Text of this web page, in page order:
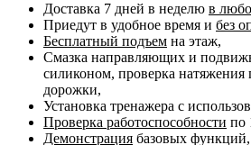
Доставка 7 дней в неделю в
Приедут в удобное время и без
Бесплатный подъем на этаж,
Смазка направляющих и
силиконом, проверка натяжения
дорожки,
Установка тренажера с
Проверка работоспособности по
Демонстрация базовых функций,